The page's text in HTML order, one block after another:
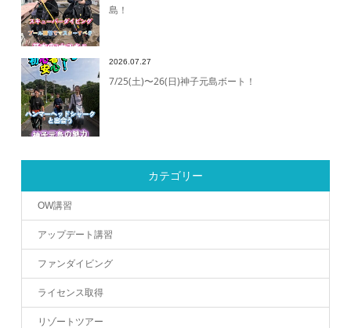
島！
2026.07.27
7/25(土)〜26(日)神子元島ボート！
カテゴリー
OW講習
アップデート講習
ファンダイビング
ライセンス取得
リゾートツアー